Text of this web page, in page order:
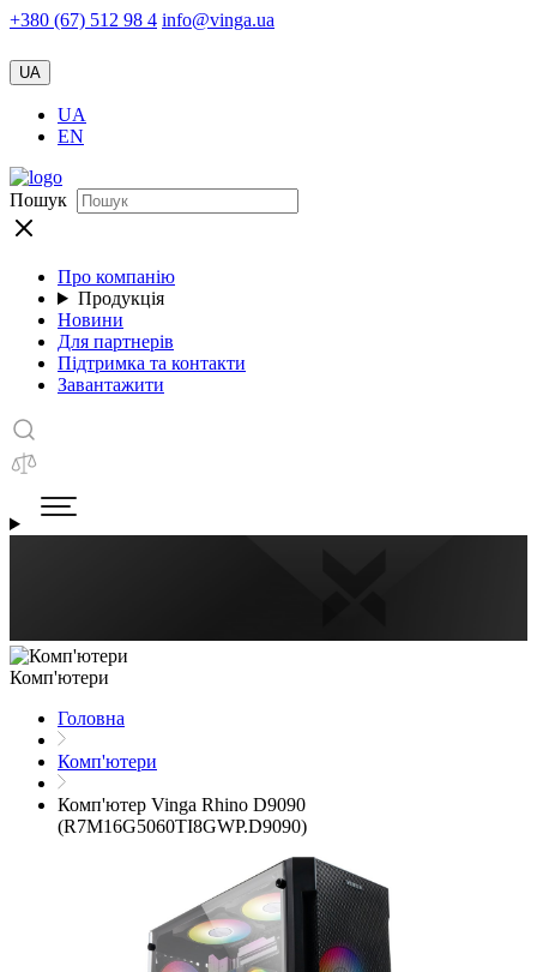
+380 (67) 512 98 4 info@vinga.ua
UA
UA
EN
Пошук
Про компанію
Продукція
Новини
Для партнерів
Підтримка та контакти
Завантажити
Комп'ютери
Головна
Комп'ютери
Комп'ютер Vinga Rhino D9090
(R7M16G5060TI8GWP.D9090)